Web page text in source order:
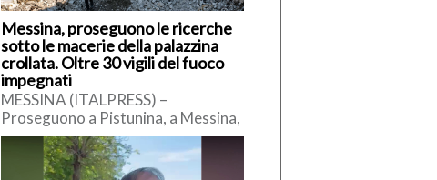
Messina, proseguono le ricerche
sotto le macerie della palazzina
crollata. Oltre 30 vigili del fuoco
impegnati
MESSINA (ITALPRESS) –
Proseguono a Pistunina, a Messina,
le attività di ricerca delle persone
disperse sotto le macerie dopo il